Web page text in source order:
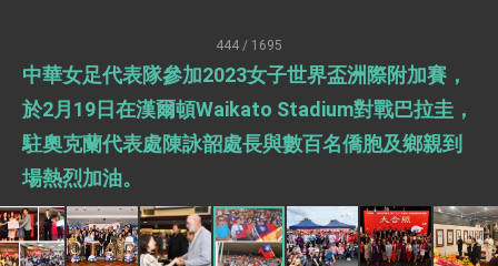
外交部長林佳龍午宴歡迎美國聯邦參議員蓋耶哥
訪問團
外交部長林佳龍接見美國智庫「德國馬歇爾基金
會」訪問團一行，深化跨大西洋戰略夥伴關係
臺美經貿談判獲階段性成果 卓揆期勉爭取時間完
利戰略地位 全力支持「臺美對等貿易協定」簽署
外交部與數位發展部攜手合作，整合台灣雄厚數
位實力，達成固邦榮邦目標
444 / 1695
中華女足代表隊參加2023女子世界盃洲際附加賽，
於2月19日在漢爾頓Waikato Stadium對戰巴拉圭，
駐奧克蘭代表處陳詠韶處長與數百名僑胞及鄉親到
場熱烈加油。